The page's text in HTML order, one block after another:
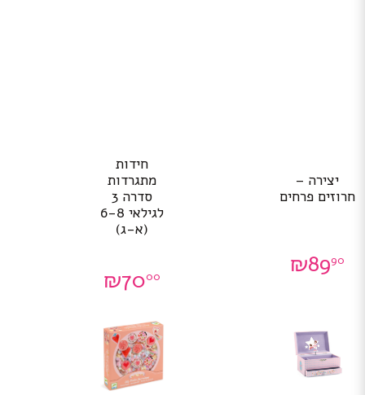
יצירה –
חרוזים פרחים
₪8990
חידות
מתגרדות
סדרה 3
לגילאי 6-8
(א-ג)
₪7000